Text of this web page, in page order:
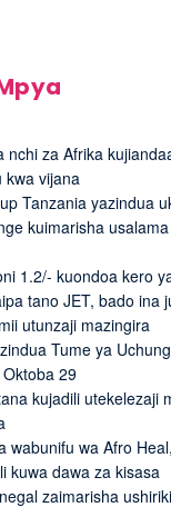
nchi za Afrika
kwa vijana
Tanzania yazindua
kuimarisha
1.2/- kuondoa kero
tano JET, bado ina
utunzaji mazingira
Tume ya
29
kujadili utekelezaji
wabunifu wa Afro
kuwa dawa za kisasa
zaimarisha